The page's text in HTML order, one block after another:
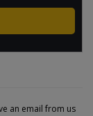
an email from us